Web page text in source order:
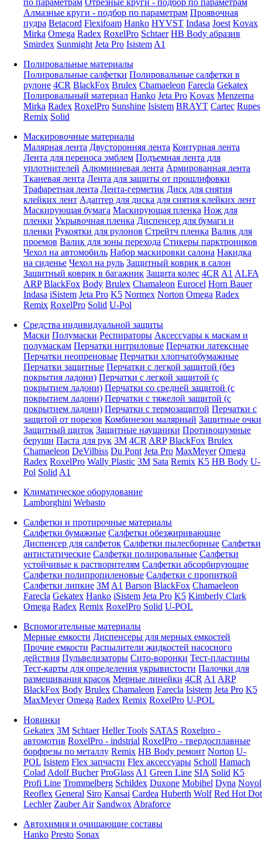
по параметрам Отрезные круги - подбор по параметрам
Алмазные круги - подбор по параметрам Проявочная
пудра Betacord Flexifoam Hanko HYVST Indasa Joest Kovax
Mirka Omega Radex RoxelPro Schtaer HB Body абразив
Smirdex Sunmight Jeta Pro Isistem A1
Полировальные материалы
Полировальные салфетки Полировальные салфетки в
рулоне 4CR BlackFox Brulex Chamaeleon Farecla Gekatex
Полировальный материал Hanko Jeta Pro Kovax Menzerna
Mirka Radex RoxelPro Sunshine Isistem BRAYT Cartec Rupes
Remix Solid
Маскировочные материалы
Малярная лента Двусторонняя лента Контурная лента
Лента для переноса эмблем Подъемная лента для
уплотнителей Алюминиевая лента Армированная лента
Тканевая лента Лента для защиты от прошлифовки
Трафаретная лента Лента-герметик Диск для снятия
клейких лент Адаптер для диска для снятия клейких лент
Маскирующая бумага Маскирующая пленка Нож для
пленки Укрывочная пленка Диспенсер для бумаги и
пленки Рукоятки для рулонов Стрейтч пленка Валик для
проемов Валик для зоны перехода Стикеры парктроников
Чехол на автомобиль Набор маскировки салона Накидка
на сиденье Чехол на руль Защитный коврик в салон
Защитный коврик в багажник Защита колес 4CR A1 ALFA
ARP BlackFox Body Brulex Chamaleon Eurocel Horn Bauer
Indasa iSistem Jeta Pro K5 Normex Norton Omega Radex
Remix RoxelPro Solid U-Pol
Средства индивидуальной защиты
Маски Полумаски Респираторы Аксессуары к маскам и
полумаскам Перчатки нитриловые Перчатки латексные
Перчатки неопреновые Перчатки хлопчатобумажные
Перчатки защитные Перчатки с легкой защитой (без
покрытия ладони) Перчатки с легкой защитой (с
покрытием ладони) Перчатки со средней защитой (с
покрытием ладони) Перчатки с тяжелой защитой (с
покрытием ладони) Перчатки с термозащитой Перчатки с
защитой от порезов Комбинезон малярный Защитные очки
Защитный щиток Защитные наушники Противошумные
беруши Паста для рук 3M 4CR ARP BlackFox Brulex
Chamaeleon DeVilbiss Du Pont Jeta Pro MaxMeyer Omega
Radex RoxelPro Wally Plastic 3M Sata Remix K5 HB Body U-
Pol Solid A1
Климатическое оборудование
Lamborghini Webasto
Салфетки и протирочные материалы
Салфетки бумажные Салфетки обезжиривающие
Диспенсер для салфеток Салфетки пылесборные Салфетки
антистатические Салфетки полировальные Салфетки
устойчивые к растворителям Салфетки абсорбирующие
Салфетки полипропиленовые Салфетки с пропиткой
Салфетки липкие 3M A1 Barson BlackFox Chamaeleon
Farecla Gekatex Hanko iSistem Jeta Pro K5 Kimberly Clark
Omega Radex Remix RoxelPro Solid U-POL
Вспомогательные материалы
Мерные емкости Диспенсеры для мерных емкостей
Прочие емкости Распылители жидкостей насосного
действия Пульвелизаторы Сито-воронки Тест-пластины
Тест-карты для определения укрывистости Палочки для
размешивания красок Мерные линейки 4CR A1 ARP
BlackFox Body Brulex Chamaleon Farecla Isistem Jeta Pro K5
MaxMeyer Omega Radex Remix RoxelPro U-POL
Новинки
Gekatex 3M Schtaer Heller Tools SATAS Roxelpro -
автомотив RoxelPro - indstrial RoxelPro - твердосплавные
борфрезы по металлу Remix HB Body ремонт Norton U-
POL Isistem Flex запчасти Flex аксессуары Scholl Hamach
Colad Adolf Bucher ProGlass A1 Green Line SIA Solid K5
Profi Line Trommelberg Schildex Duxone Mobihel Dyna Novol
Reoflex General Siro Kansai Cardea Huberth Wolf Red Hot Dot
Lechler Zauber Air Sandwox Abraforce
Автохимия и очищающие составы
Hanko Presto Sonax